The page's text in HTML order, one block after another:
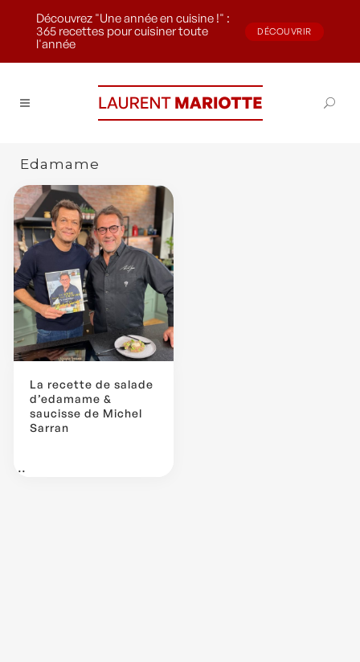
Découvrez "Une année en cuisine !" :
365 recettes pour cuisiner toute
l'année
DÉCOUVRIR
Edamame
La recette de salade
d’edamame &
saucisse de Michel
Sarran
...